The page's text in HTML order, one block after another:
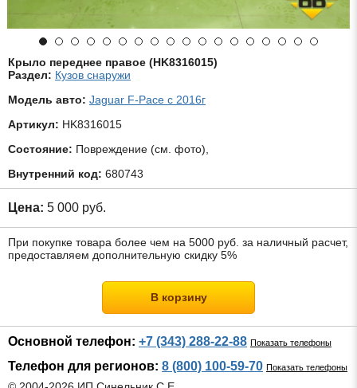
Крыло переднее правое (HK8316015)
Раздел: Кузов снаружи
Модель авто: Jaguar F-Pace с 2016г
Артикул: HK8316015
Состояние: Повреждение (см. фото),
Внутренний код: 680743
Цена: 5 000 руб.
При покупке товара более чем на 5000 руб. за наличный расчет,
предоставляем дополнительную скидку 5%
В корзину
Основной телефон: +7 (343) 288-22-88 Показать телефоны
Телефон для регионов: 8 (800) 100-59-70 Показать телефоны